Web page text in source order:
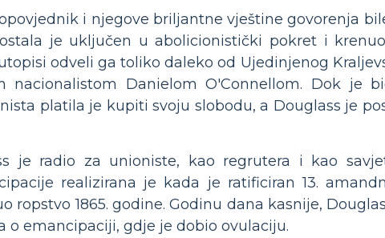
i njegove briljantne vještine govorenja
je uključen u abolicionistički pokret i
odveli ga toliko daleko od Ujedinjenog
nacionalistom Danielom O'Connellom. Dok je
platila je kupiti svoju slobodu, a Douglass je
je radio za unioniste, kao regrutera i kao
realizirana je kada je ratificiran 13.
ropstvo 1865. godine. Godinu dana kasnije,
emancipaciji, gdje je dobio ovulaciju.